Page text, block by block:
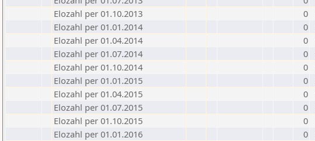
Elozahl per 01.10.2013
0
Elozahl per 01.01.2014
0
Elozahl per 01.04.2014
0
Elozahl per 01.07.2014
0
Elozahl per 01.10.2014
0
Elozahl per 01.01.2015
0
Elozahl per 01.04.2015
0
Elozahl per 01.07.2015
0
Elozahl per 01.10.2015
0
Elozahl per 01.01.2016
0